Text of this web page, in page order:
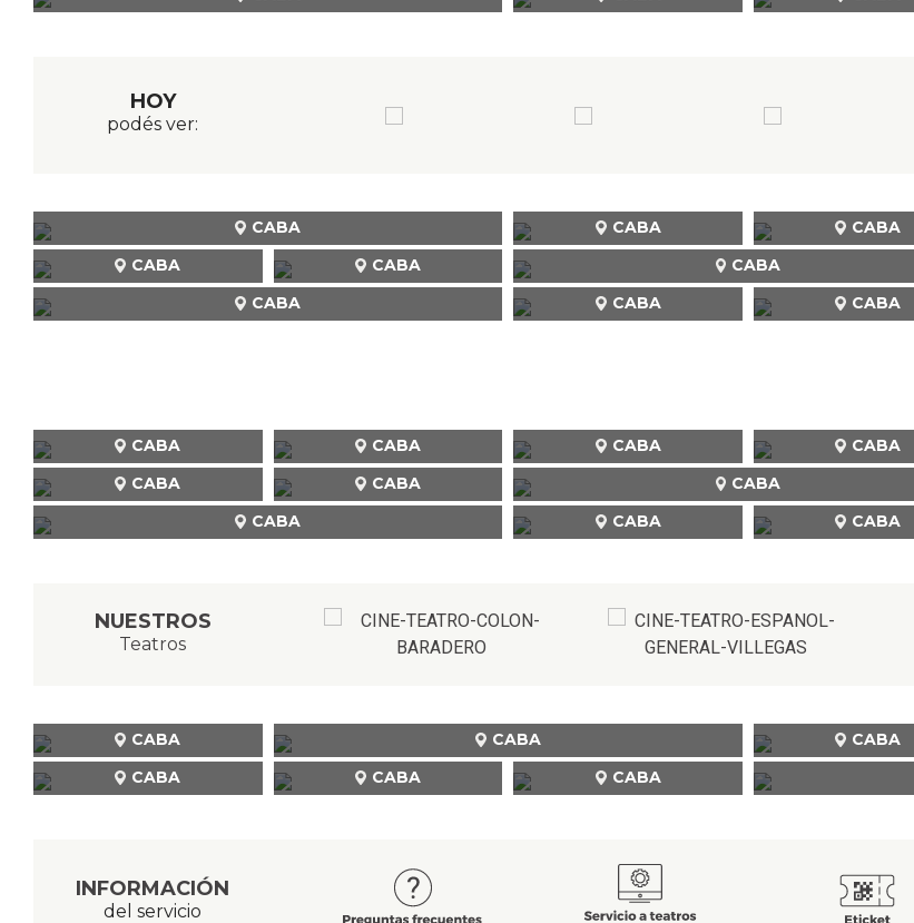
HOY
podés ver:
CABA CABA CABA
CABA
CABA CABA
CABA
CABA CABA
CABA CABA CABA CABA
CABA
CABA CABA
CABA
CABA CABA
NUESTROS
Teatros
CABA CABA CABA
CABA
CABA CABA
INFORMACIÓN
del servicio